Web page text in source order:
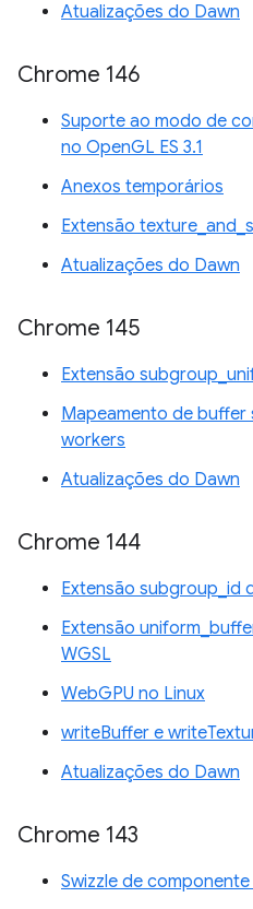
Atualizações do Dawn
Chrome 146
Suporte ao modo de
no OpenGL ES 3.1
Anexos temporários
Extensão
Atualizações do Dawn
Chrome 145
Extensão
Mapeamento de buffer
workers
Atualizações do Dawn
Chrome 144
Extensão subgroup_id
Extensão
WGSL
WebGPU no Linux
writeBuffer e
Atualizações do Dawn
Chrome 143
Swizzle de